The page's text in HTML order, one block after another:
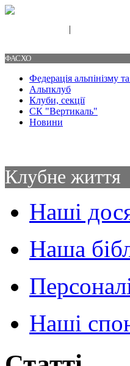
|
ФАСХО
Федерація альпінізму
Альпклуб
Клуби, секції
СК "Вертикаль"
Новини
Клубне життя
Наші
Наша
Наші